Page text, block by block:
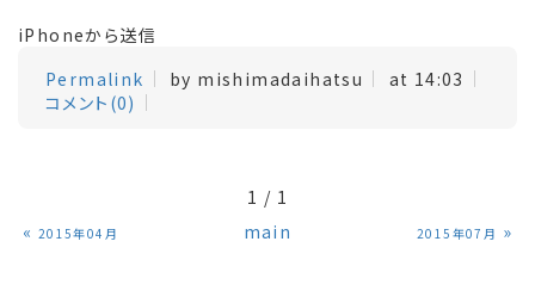
iPhoneから送信
Permalink
by mishimadaihatsu
at 14:03
コメント(0)
1 / 1
« 2015年04月 main 2015年07月 »